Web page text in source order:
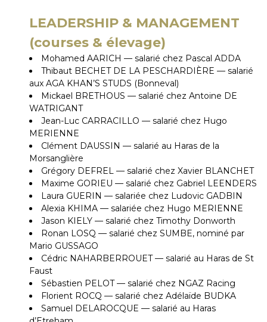
LEADERSHIP & MANAGEMENT
(courses & élevage)
Mohamed AARICH — salarié chez Pascal ADDA
Thibaut BECHET DE LA PESCHARDIÈRE — salarié
aux AGA KHAN’S STUDS (Bonneval)
Mickael BRETHOUS — salarié chez Antoine DE
WATRIGANT
Jean-Luc CARRACILLO — salarié chez Hugo
MERIENNE
Clément DAUSSIN — salarié au Haras de la
Morsanglière
Grégory DEFREL — salarié chez Xavier BLANCHET
Maxime GORIEU — salarié chez Gabriel LEENDERS
Laura GUERIN — salariée chez Ludovic GADBIN
Alexia KHIMA — salariée chez Hugo MERIENNE
Jason KIELY — salarié chez Timothy Donworth
Ronan LOSQ — salarié chez SUMBE, nominé par
Mario GUSSAGO
Cédric NAHARBERROUET — salarié au Haras de St
Faust
Sébastien PELOT — salarié chez NGAZ Racing
Florient ROCQ — salarié chez Adélaïde BUDKA
Samuel DELAROCQUE — salarié au Haras